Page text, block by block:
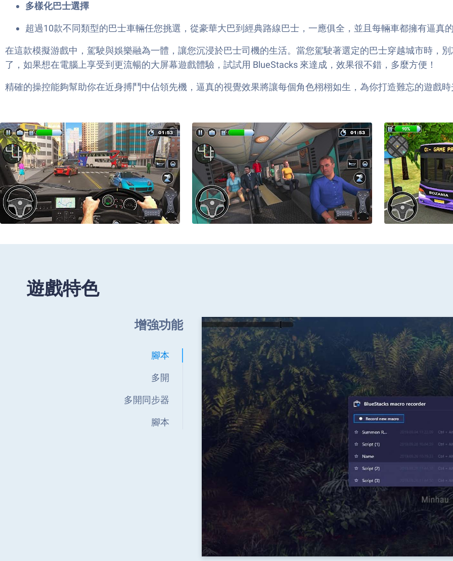
多樣化巴士選擇
超過10款不同類型的巴士車輛任您挑選，從豪華大巴到經典路線巴士，一應俱全，並且每輛車都擁有逼真
在這款模擬游戲中，駕駛與娛樂融為一體，讓您沉浸於巴士司機的生活。當您駕駛著選定的巴士穿越城市時，
了，如果想在電腦上享受到更流暢的大屏幕遊戲體驗，試試用 BlueStacks 來達成，效果很不錯，多麼方便！
精確的操控能夠幫助你在近身搏鬥中佔領先機，逼真的視覺效果將讓每個角色栩栩如生，為你打造難忘的遊戲
遊戲特色
增強功能
腳本
多開
多開同步器
腳本